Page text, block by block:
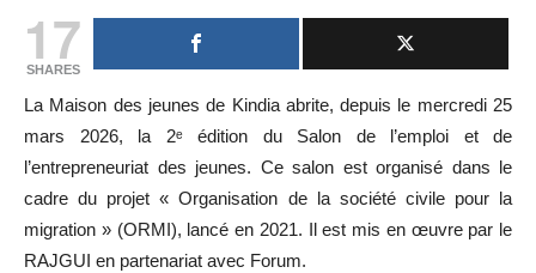
17
SHARES
La Maison des jeunes de Kindia abrite, depuis le mercredi 25
mars 2026, la 2ᵉ édition du Salon de l’emploi et de
l’entrepreneuriat des jeunes. Ce salon est organisé dans le
cadre du projet « Organisation de la société civile pour la
migration » (ORMI), lancé en 2021. Il est mis en œuvre par le
RAJGUI en partenariat avec Forum.